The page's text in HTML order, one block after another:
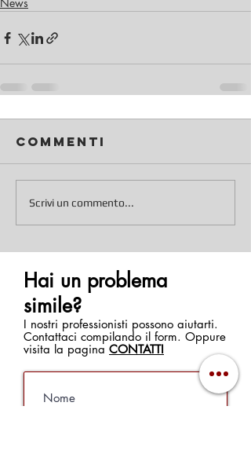
Commenti
Scrivi un commento...
Hai un problema
simile?
I nostri professionisti possono aiutarti.
Contattaci compilando il form. Oppure
visita la pagina CONTATTI